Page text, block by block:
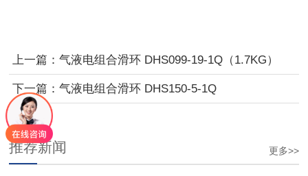
上一篇：气液电组合滑环 DHS099-19-1Q（1.7KG）
下一篇：气液电组合滑环 DHS150-5-1Q
更多>>
推荐新闻